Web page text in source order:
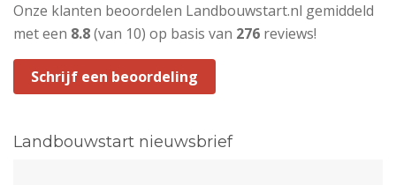
Onze klanten beoordelen Landbouwstart.nl gemiddeld
met een 8.8(van 10) op basis van 276 reviews!
Schrijf een beoordeling
Landbouwstart nieuwsbrief